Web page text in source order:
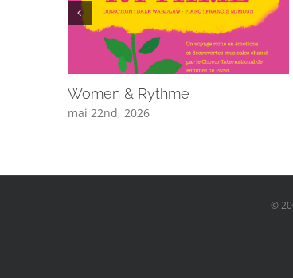
Women & Rythme
mai 22nd, 2026
©